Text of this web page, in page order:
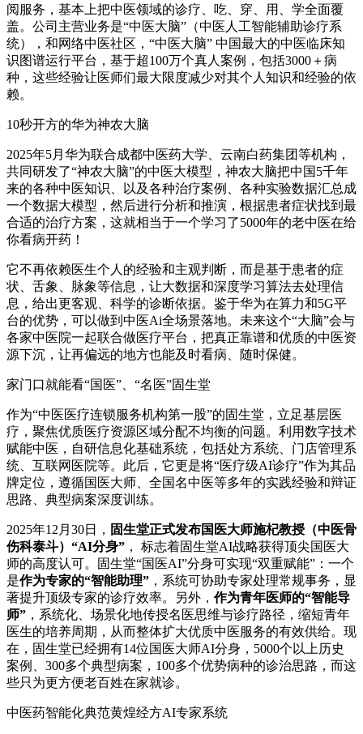
阅服务，基本上把中医领域的诊疗、吃、穿、用、学全面覆
盖。公司主营业务是“中医大脑”（中医人工智能辅助诊疗系
统），和网络中医社区，“中医大脑” 中国最大的中医临床知
识图谱运行平台，基于超100万个真人案例，包括3000＋病
种，这些经验让医师们最大限度减少对其个人知识和经验的依
赖。
10秒开方的华为神农大脑
2025年5月华为联合成都中医药大学、云南白药集团等机构，
共同研发了“神农大脑”的中医大模型，神农大脑把中国5千年
来的各种中医知识、以及各种治疗案例、各种实验数据汇总成
一个数据大模型，然后进行分析和推演，根据患者症状找到最
合适的治疗方案，这就相当于一个学习了5000年的老中医在给
你看病开药！
它不再依赖医生个人的经验和主观判断，而是基于患者的症
状、舌象、脉象等信息，让大数据和深度学习算法去处理信
息，给出更客观、科学的诊断依据。鉴于华为在算力和5G平
台的优势，可以做到中医Ai全场景落地。未来这个“大脑”会与
各家中医院一起联合做医疗平台，把真正靠谱和优质的中医资
源下沉，让再偏远的地方也能及时看病、随时保健。
家门口就能看“国医”、“名医”固生堂
作为“中医医疗连锁服务机构第一股”的固生堂，立足基层医
疗，聚焦优质医疗资源区域分配不均衡的问题。利用数字技术
赋能中医，自研信息化基础系统，包括处方系统、门店管理系
统、互联网医院等。此后，它更是将“医疗级AI诊疗”作为其品
牌定位，遵循国医大师、全国名中医等多年的实践经验和辩证
思路、典型病案深度训练。
2025年12月30日， 固生堂正式发布国医大师施杞教授（中医骨
伤科泰斗）“AI分身” ， 标志着固生堂AI战略获得顶尖国医大
师的高度认可。固生堂“国医AI”分身可实现“双重赋能”：一个
是作为专家的“智能助理” ，系统可协助专家处理常规事务，显
著提升顶级专家的诊疗效率。另外， 作为青年医师的“智能导
师” ，系统化、场景化地传授名医思维与诊疗路径，缩短青年
医生的培养周期，从而整体扩大优质中医服务的有效供给。现
在，固生堂已经拥有14位国医大师AI分身，5000个以上历史
案例、300多个典型病案，100多个优势病种的诊治思路，而这
些只为更方便老百姓在家就诊。
中医药智能化典范黄煌经方AI专家系统